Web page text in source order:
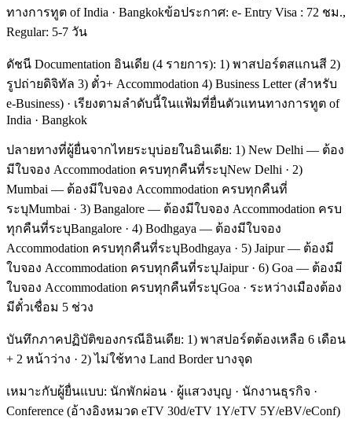
ทางการทูต of India · Bangkokข้อประกาศ: e- Entry Visa : 72 ชม.,
Regular: 5-7 วัน
ดัชนี Documentation อินเดีย (4 รายการ): 1) พาสปอร์ตสแกนสี 2)
รูปถ่ายดิจิทัล 3) ตั๋ว+ Accommodation 4) Business Letter (สำหรับ
e-Business) · เรียงตามลำดับนี้ในแฟ้มที่ยื่นตัวแทนทางการทูต of
India · Bangkok
ปลายทางที่ผู้ยื่นจากไทยระบุบ่อยในอินเดีย: 1) New Delhi — ต้อง
มีใบจอง Accommodation ครบทุกคืนที่ระบุNew Delhi · 2)
Mumbai — ต้องมีใบจอง Accommodation ครบทุกคืนที่
ระบุMumbai · 3) Bangalore — ต้องมีใบจอง Accommodation ครบ
ทุกคืนที่ระบุBangalore · 4) Bodhgaya — ต้องมีใบจอง
Accommodation ครบทุกคืนที่ระบุBodhgaya · 5) Jaipur — ต้องมี
ใบจอง Accommodation ครบทุกคืนที่ระบุJaipur · 6) Goa — ต้องมี
ใบจอง Accommodation ครบทุกคืนที่ระบุGoa · ระหว่างเมืองต้อง
มีตั๋วเชื่อม 5 ช่วง
บันทึกภาคปฏิบัติของกรณีอินเดีย: 1) พาสปอร์ตต้องเหลือ 6 เดือน
+ 2 หน้าว่าง · 2) ไม่ใช้ทาง Land Border บางจุด
เหมาะกับผู้ยื่นแบบ: นักพักผ่อน · ผู้แสวงบุญ · นักงานธุรกิจ ·
Conference (อ้างอิงหมวด eTV 30d/eTV 1Y/eTV 5Y/eBV/eConf)